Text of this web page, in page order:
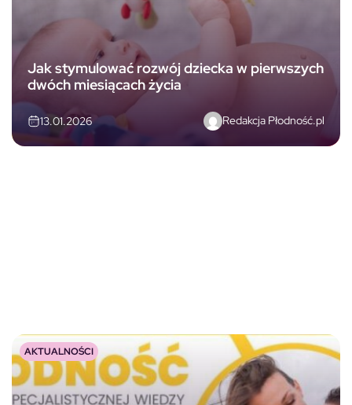
Jak stymulować rozwój dziecka w pierwszych
dwóch miesiącach życia
13.01.2026 Redakcja Płodność.pl
AKTUALNOŚCI